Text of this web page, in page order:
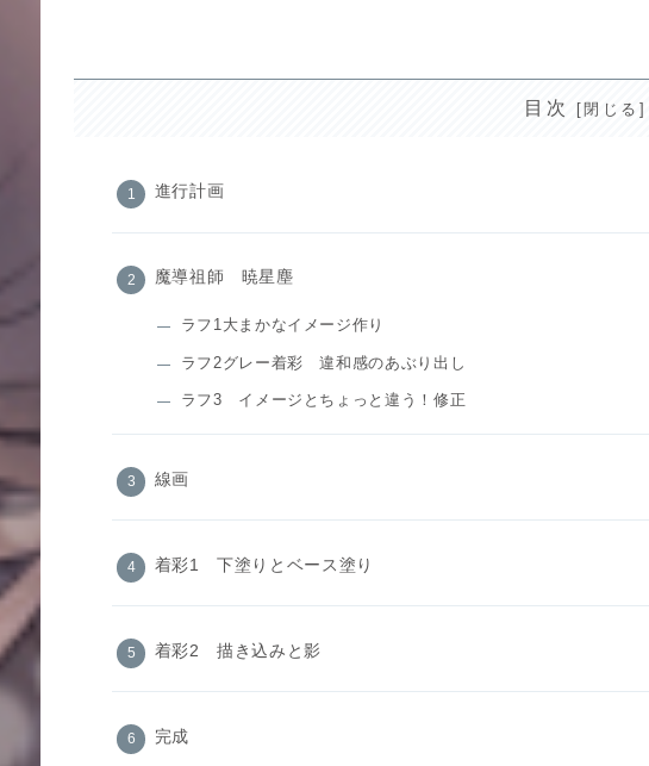
目次
進行計画
魔導祖師 暁星塵
ラフ1大まかなイメージ作り
ラフ2グレー着彩 違和感のあぶり出し
ラフ3 イメージとちょっと違う！修正
線画
着彩1 下塗りとベース塗り
着彩2 描き込みと影
完成